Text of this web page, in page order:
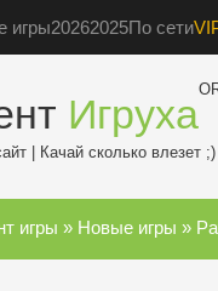
игры20262025По сети
Игруха
| Качай сколько влезет ;)
игры » Новые игры »